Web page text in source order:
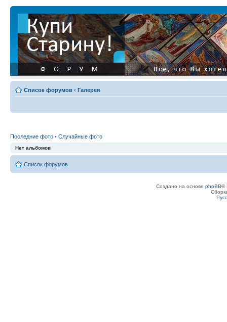
Список форумов ‹ Галерея
Последние фото • Случайные фото
Нет альбомов
Список форумов
Создано на основе phpBB®